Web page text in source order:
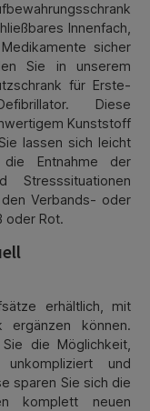
Innenfach,
sicher
Sie in unserem
für Erste-
Diese
Kunststoff
lassen sich leicht
Entnahme der
Verbands- oder
oder Rot.
erhältlich, mit
ergänzen können.
die Möglichkeit,
und
sparen Sie sich die
komplett neuen